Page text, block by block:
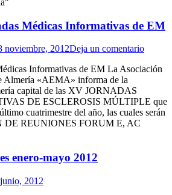
Médicas Informativas de EM
noviembre, 2012Deja un comentario
Informativas de EM La Asociación
Almería «AEMA» informa de la
capital de las XV JORNADAS
DE ESCLEROSIS MÚLTIPLE que
cuatrimestre del año, las cuales serán
DE REUNIONES FORUM E, AC
enero-mayo 2012
2012